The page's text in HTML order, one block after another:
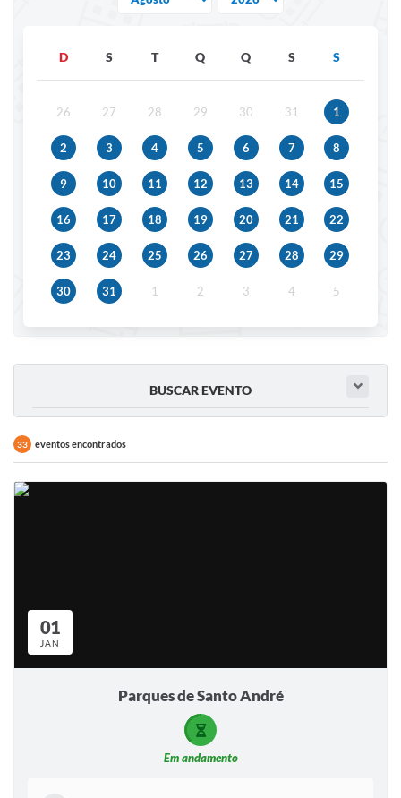
Declaração de Rendimentos
Fale Conosco
FAQ - Perguntas Frequentes
Iluminação Pública
IPTU 2025
Legislação
Lei de acesso à informação
Portal da Educação
Autarquias
D S T Q Q S S
26 27 28 29 30 31 1
2 3 4 5 6 7 8
9 10 11 12 13 14 15
16 17 18 19 20 21 22
23 24 25 26 27 28 29
30 31 1 2 3 4 5
BUSCAR EVENTO
33 eventos encontrados
01
JAN
Parques de Santo André
Em andamento